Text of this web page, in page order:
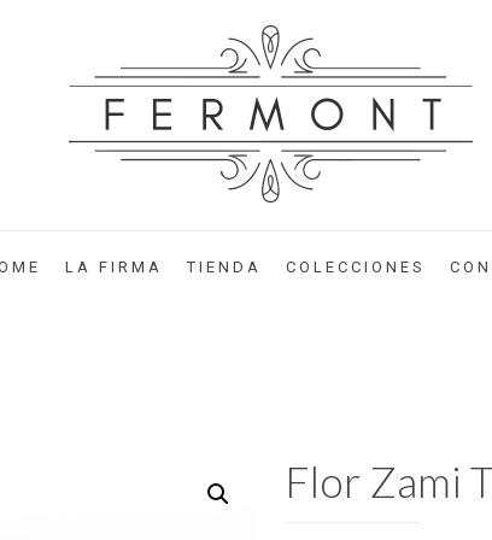
LA FIRMA TIENDA COLECCIONES
Flor Zami